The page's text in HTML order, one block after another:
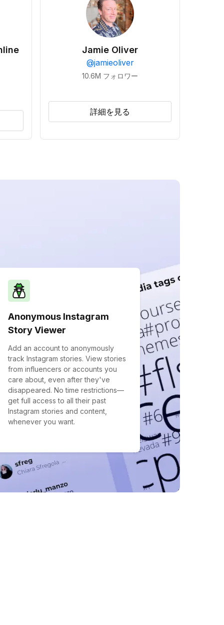
Jamie Oliver
@jamieoliver
10.6M フォロワー
詳細を見る
Anonymous Instagram
Story Viewer
Add an account to anonymously
track Instagram stories. View stories
from influencers or accounts you
care about, even after they've
disappeared. No time restrictions—
get full access to all their past
Instagram stories and content,
whenever you want.